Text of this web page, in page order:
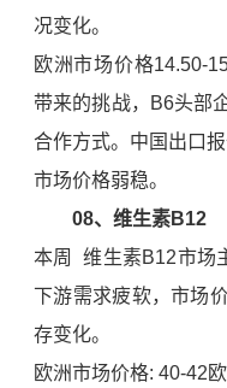
况变化。
欧洲市场价格14.50-
带来的挑战，B6头部
合作方式。中国出口
市场价格弱稳。
08、维生素B12
本周 维生素B12市场
下游需求疲软，市场
存变化。
欧洲市场价格: 40-42